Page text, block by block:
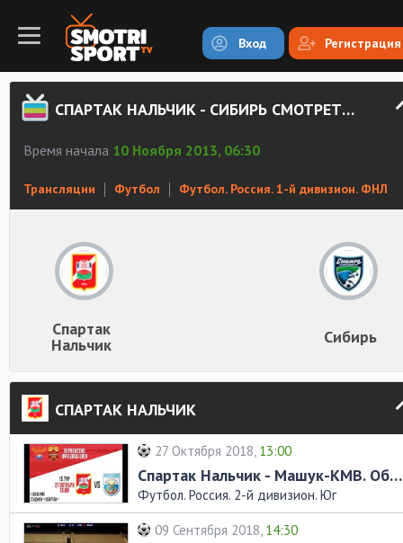
Вход Регистрация
СПАРТАК НАЛЬЧИК - СИБИРЬ СМОТРЕТЬ ОНЛАЙН
Время начала 10 Ноября 2013, 06:30
Трансляции Футбол Футбол. Россия. 1-й дивизион. ФНЛ
Спартак
Нальчик Сибирь
СПАРТАК НАЛЬЧИК
27 Октября 2018, 13:00
Спартак Нальчик - Машук-КМВ. Обзор матча
Футбол. Россия. 2-й дивизион. Юг
09 Сентября 2018, 14:30